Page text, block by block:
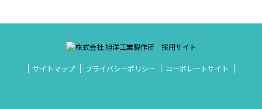
サイトマップ プライバシーポリシー コーポレートサイト